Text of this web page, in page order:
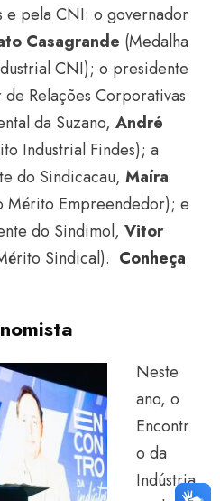
e pela CNI: o governador
Casagrande (Medalha
CNI); o presidente
Relações Corporativas
da Suzano, André
Industrial Findes); a
do Sindicacau, Maíra
Mérito Empreendedor); e
do Sindimol, Vitor
Sindical). Conheça
Neste
ano, o
Encontr
o da
Indústria